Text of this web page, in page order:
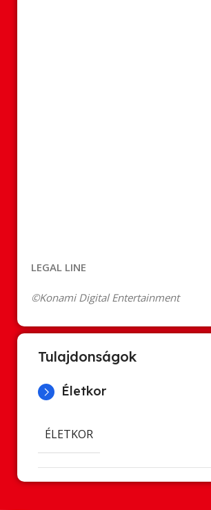
LEGAL LINE
©Konami Digital Entertainment
Tulajdonságok
Életkor
ÉLETKOR